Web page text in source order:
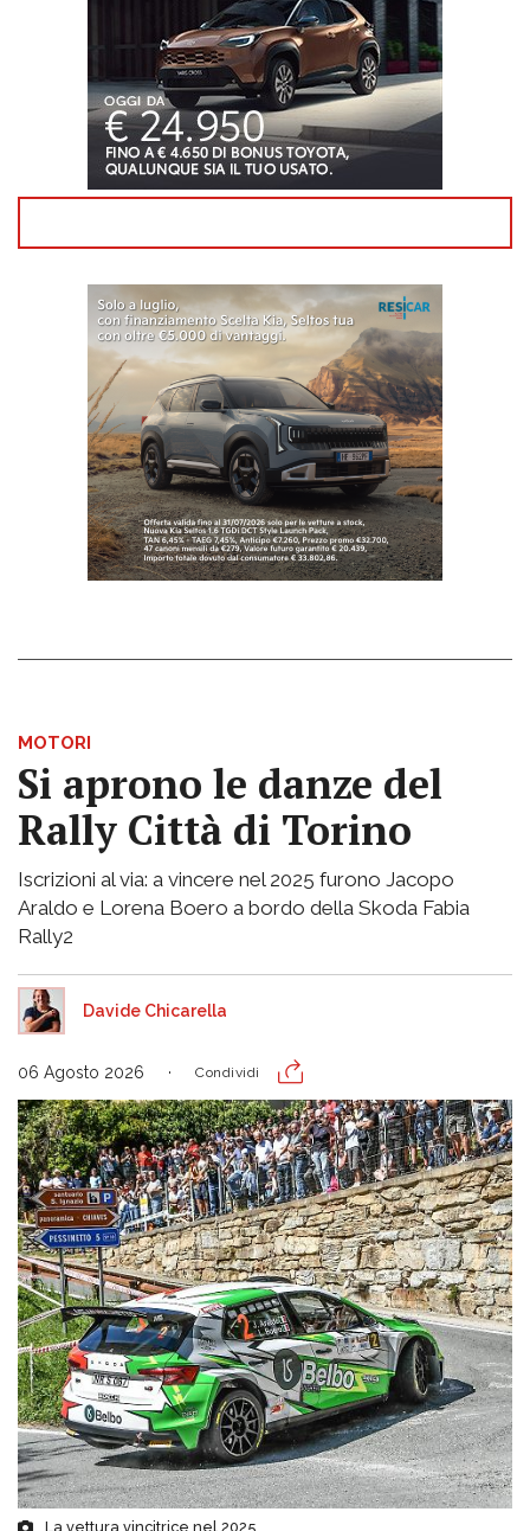
MOTORI
Si aprono le danze del
Rally Città di Torino
Iscrizioni al via: a vincere nel 2025 furono Jacopo
Araldo e Lorena Boero a bordo della Skoda Fabia
Rally2
Davide Chicarella
06 Agosto 2026 Condividi
La vettura vincitrice nel 2025